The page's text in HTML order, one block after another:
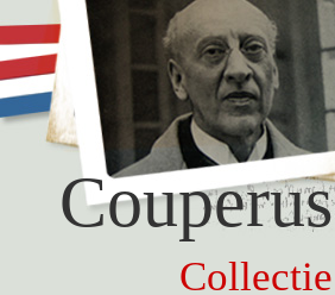
Couperus
Collectie